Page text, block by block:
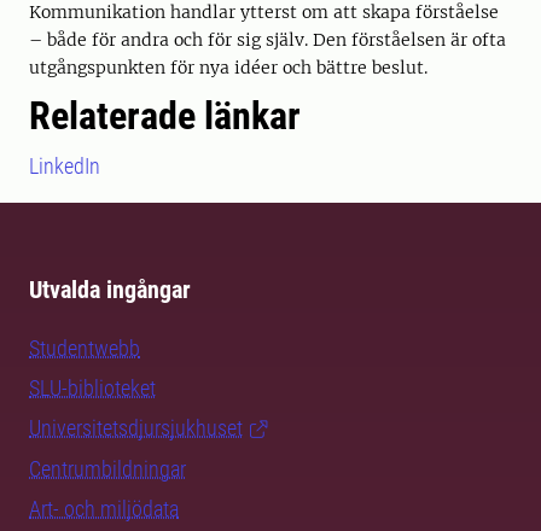
Kommunikation handlar ytterst om att skapa förståelse
– både för andra och för sig själv. Den förståelsen är ofta
utgångspunkten för nya idéer och bättre beslut.
Relaterade länkar
LinkedIn
Utvalda ingångar
Studentwebb
SLU-biblioteket
Universitetsdjursjukhuset
Centrumbildningar
Art- och miljödata